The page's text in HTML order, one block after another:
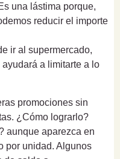
una lástima porque,
reducir el importe
ir al supermercado,
a limitarte a lo
promociones sin
¿Cómo lograrlo?
aunque aparezca en
por unidad. Algunos